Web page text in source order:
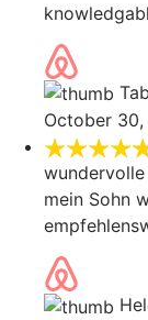
October
mein Sohn